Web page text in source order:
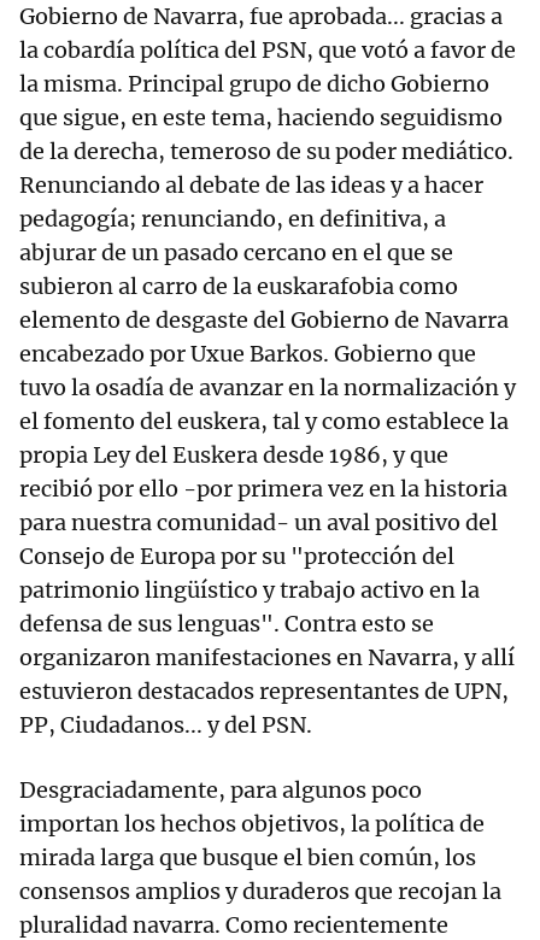
Gobierno de Navarra, fue aprobada... gracias a
la cobardía política del PSN, que votó a favor de
la misma. Principal grupo de dicho Gobierno
que sigue, en este tema, haciendo seguidismo
de la derecha, temeroso de su poder mediático.
Renunciando al debate de las ideas y a hacer
pedagogía; renunciando, en definitiva, a
abjurar de un pasado cercano en el que se
subieron al carro de la euskarafobia como
elemento de desgaste del Gobierno de Navarra
encabezado por Uxue Barkos. Gobierno que
tuvo la osadía de avanzar en la normalización y
el fomento del euskera, tal y como establece la
propia Ley del Euskera desde 1986, y que
recibió por ello -por primera vez en la historia
para nuestra comunidad- un aval positivo del
Consejo de Europa por su "protección del
patrimonio lingüístico y trabajo activo en la
defensa de sus lenguas". Contra esto se
organizaron manifestaciones en Navarra, y allí
estuvieron destacados representantes de UPN,
PP, Ciudadanos... y del PSN.
Desgraciadamente, para algunos poco
importan los hechos objetivos, la política de
mirada larga que busque el bien común, los
consensos amplios y duraderos que recojan la
pluralidad navarra. Como recientemente